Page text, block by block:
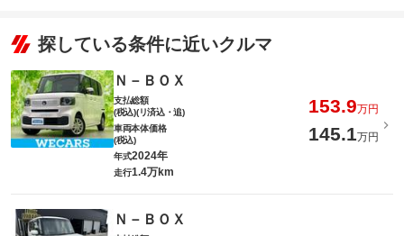
探している条件に近いクルマ
Ｎ－ＢＯＸ
支払総額
(税込)(リ済込・追)
153.9万円
車両本体価格
(税込)
145.1万円
年式2024年
走行1.4万km
Ｎ－ＢＯＸ